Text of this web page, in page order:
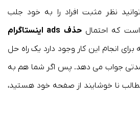
نظر مثبت افراد را به خود جلب
است که احتمالحذف ads اینستاگرام
انجام این کار وجود دارد یک راه حل
مدتی جواب می دهد. پس اگر شما هم به
نا خوشایند از صفحه خود هستید،